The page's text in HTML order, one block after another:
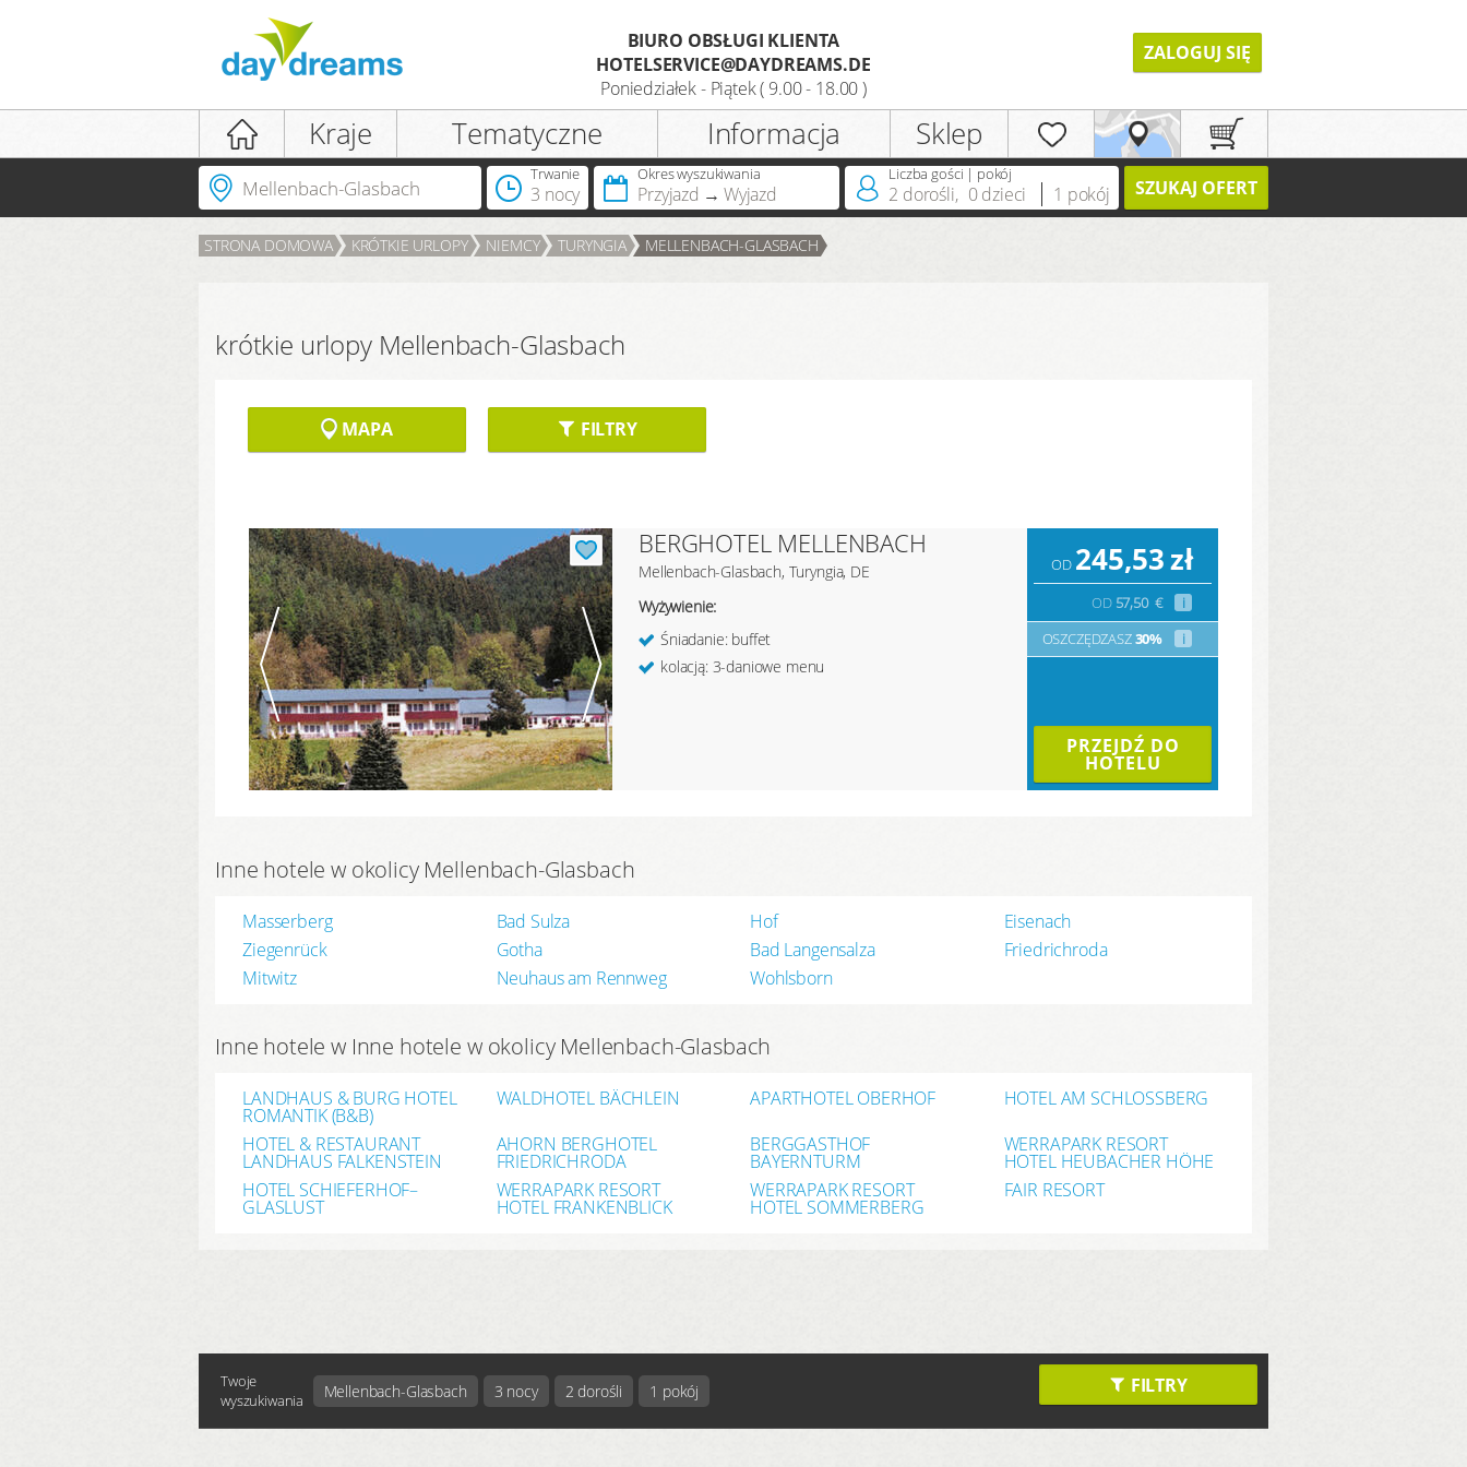
Logowanie
LOGOWANIE
Rejestracja
Tytuł
Posiadasz już kartę DreamCard?
BIURO OBSŁUGI KLIENTA
HOTELSERVICE@DAYDREAMS.DE
Poniedziałek - Piątek ( 9.00 - 18.00 )
ZALOGUJ SIĘ
Kraje Tematyczne Informacja Sklep
Trwanie
3 nocy
Okres wyszukiwania
Przyjazd Wyjazd
Liczba gości | pokój
2 dorośli, 0 dzieci 1 pokój SZUKAJ OFERT
STRONA DOMOWA KRÓTKIE URLOPY NIEMCY TURYNGIA MELLENBACH-GLASBACH
krótkie urlopy Mellenbach-Glasbach
MAPA FILTRY
BERGHOTEL MELLENBACH
Mellenbach-Glasbach, Turyngia, DE
Wyżywienie:
Śniadanie: buffet
kolacją: 3-daniowe menu
OD 245,53zł
OD57,50 €
i
OSZCZĘDZASZ30% i
PRZEJDŹ DO
HOTELU
Inne hotele w okolicy Mellenbach-Glasbach
Masserberg Bad Sulza Hof
Eisenach
Ziegenrück
Gotha Bad Langensalza
Friedrichroda
Mitwitz
Neuhaus am Rennweg Wohlsborn
Inne hotele w Inne hotele w okolicy Mellenbach-Glasbach
LANDHAUS & BURG HOTEL
ROMANTIK (B&B)
WALDHOTEL BÄCHLEIN APARTHOTEL OBERHOF
HOTEL AM SCHLOSSBERG
HOTEL & RESTAURANT
LANDHAUS FALKENSTEIN
AHORN BERGHOTEL
FRIEDRICHRODA
BERGGASTHOF
BAYERNTURM
WERRAPARK RESORT
HOTEL HEUBACHER HÖHE
HOTEL SCHIEFERHOF–
GLASLUST
WERRAPARK RESORT
HOTEL FRANKENBLICK
WERRAPARK RESORT
HOTEL SOMMERBERG
FAIR RESORT
FILTRY
Twoje
wyszukiwania
Mellenbach-Glasbach 3 nocy 2 dorośli 1 pokój